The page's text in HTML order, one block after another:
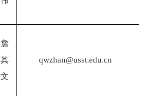
詹
其
文
qwzhan@usst.edu.cn